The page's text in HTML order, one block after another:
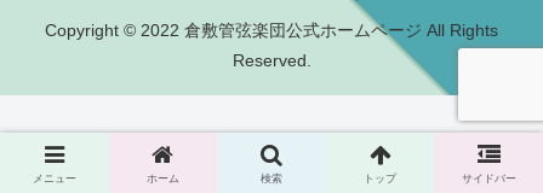
Copyright © 2022 倉敷管弦楽団公式ホームページ All Rights
Reserved.
メニュー ホーム 検索 トップ サイドバー